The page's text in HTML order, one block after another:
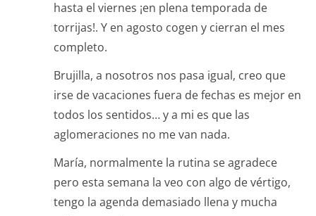
hasta el viernes ¡en plena temporada de
torrijas!. Y en agosto cogen y cierran el mes
completo.
Brujilla, a nosotros nos pasa igual, creo que
irse de vacaciones fuera de fechas es mejor en
todos los sentidos… y a mi es que las
aglomeraciones no me van nada.
María, normalmente la rutina se agradece
pero esta semana la veo con algo de vértigo,
tengo la agenda demasiado llena y mucha